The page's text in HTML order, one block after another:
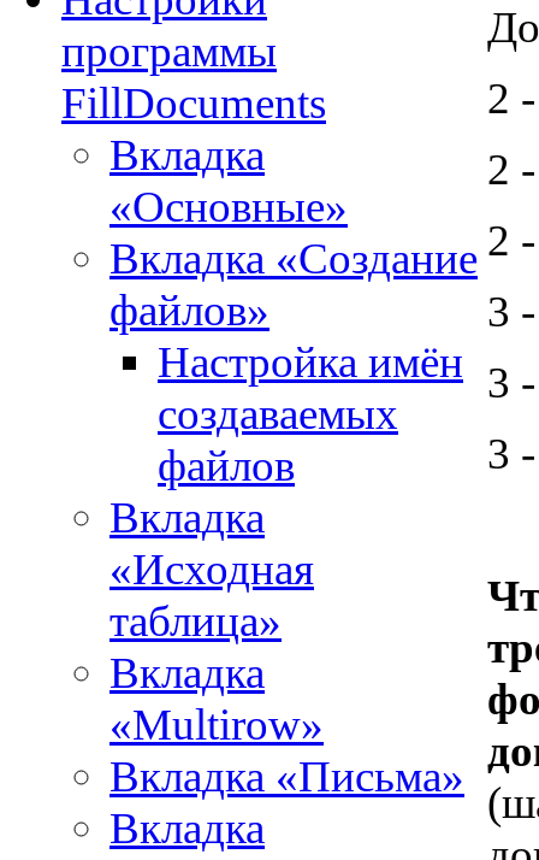
программы
FillDocuments
Вкладка
«Основные»
Вкладка «Создание
файлов»
Настройка имён
создаваемых
файлов
Вкладка
«Исходная
таблица»
Вкладка
«Multirow»
Вкладка «Письма»
Вкладка
2
2
2
3
3
3